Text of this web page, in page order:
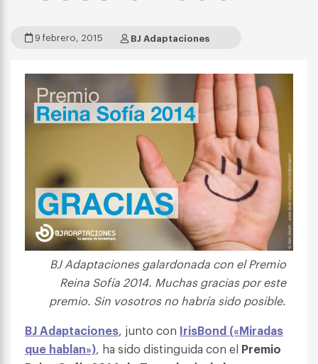
9 febrero, 2015 BJ Adaptaciones
BJ Adaptaciones galardonada con el Premio
Reina Sofía 2014. Muchas gracias por este
premio. Sin vosotros no habría sido posible.
BJ Adaptaciones, junto con IrisBond («Miradas
que hablan»), ha sido distinguida con el Premio